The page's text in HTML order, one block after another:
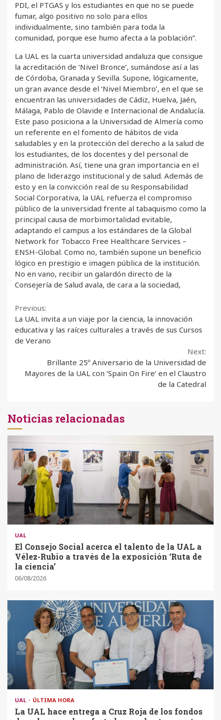
PDI, el PTGAS y los estudiantes en que no se puede
fumar, algo positivo no solo para ellos
individualmente, sino también para toda la
comunidad, porque ese humo afecta a la población”.
La UAL es la cuarta universidad andaluza que consigue
la acreditación de ‘Nivel Bronce’, sumándose así a las
de Córdoba, Granada y Sevilla. Supone, lógicamente,
un gran avance desde el ‘Nivel Miembro’, en el que se
encuentran las universidades de Cádiz, Huelva, Jaén,
Málaga, Pablo de Olavide e Internacional de Andalucía.
Este paso posiciona a la Universidad de Almería como
un referente en el fomento de hábitos de vida
saludables y en la protección del derecho a la salud de
los estudiantes, de los docentes y del personal de
administración. Así, tiene una gran importancia en el
plano de liderazgo institucional y de salud. Además de
esto y en la convicción real de su Responsabilidad
Social Corporativa, la UAL refuerza el compromiso
público de la universidad frente al tabaquismo como la
principal causa de morbimortalidad evitable,
adaptando el campus a los estándares de la Global
Network for Tobacco Free Healthcare Services –
ENSH-Global. Como no, también supone un beneficio
lógico en prestigio e imagen pública de la institución.
No en vano, recibir un galardón directo de la
Consejería de Salud avala, de cara a la sociedad,
Continue
Reading
Previous:
La UAL invita a un viaje por la ciencia, la innovación
educativa y las raíces culturales a través de sus Cursos
de Verano
Next:
Brillante 25º Aniversario de la Universidad de
Mayores de la UAL con ‘Spain On Fire’ en el Claustro
de la Catedral
Noticias relacionadas
UAL
El Consejo Social acerca el talento de la UAL a
Vélez-Rubio a través de la exposición ‘Ruta de
la ciencia’
06/08/2026
UAL ÚLTIMA HORA
La UAL hace entrega a Cruz Roja de los fondos